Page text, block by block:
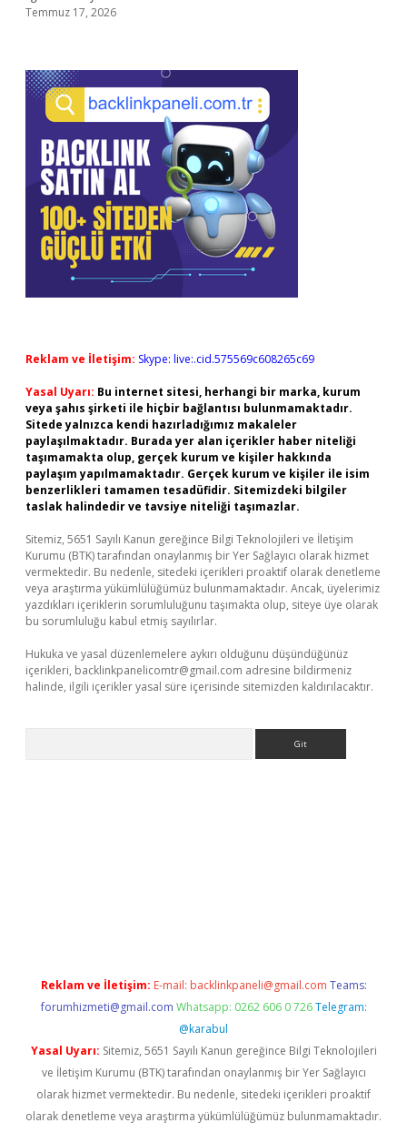
Temmuz 17, 2026
Reklam ve İletişim: Skype: live:.cid.575569c608265c69
Yasal Uyarı: Bu internet sitesi, herhangi bir marka, kurum
veya şahıs şirketi ile hiçbir bağlantısı bulunmamaktadır.
Sitede yalnızca kendi hazırladığımız makaleler
paylaşılmaktadır. Burada yer alan içerikler haber niteliği
taşımamakta olup, gerçek kurum ve kişiler hakkında
paylaşım yapılmamaktadır. Gerçek kurum ve kişiler ile isim
benzerlikleri tamamen tesadüfidir. Sitemizdeki bilgiler
taslak halindedir ve tavsiye niteliği taşımazlar.
Sitemiz, 5651 Sayılı Kanun gereğince Bilgi Teknolojileri ve İletişim
Kurumu (BTK) tarafından onaylanmış bir Yer Sağlayıcı olarak hizmet
vermektedir. Bu nedenle, sitedeki içerikleri proaktif olarak denetleme
veya araştırma yükümlülüğümüz bulunmamaktadır. Ancak, üyelerimiz
yazdıkları içeriklerin sorumluluğunu taşımakta olup, siteye üye olarak
bu sorumluluğu kabul etmiş sayılırlar.
Hukuka ve yasal düzenlemelere aykırı olduğunu düşündüğünüz
içerikleri, backlinkpanelicomtr@gmail.com adresine bildirmeniz
halinde, ilgili içerikler yasal süre içerisinde sitemizden kaldırılacaktır.
Reklam ve İletişim: E-mail: backlinkpaneli@gmail.com Teams:
forumhizmeti@gmail.com Whatsapp: 0262 606 0 726 Telegram:
@karabul
Yasal Uyarı: Sitemiz, 5651 Sayılı Kanun gereğince Bilgi Teknolojileri
ve İletişim Kurumu (BTK) tarafından onaylanmış bir Yer Sağlayıcı
olarak hizmet vermektedir. Bu nedenle, sitedeki içerikleri proaktif
olarak denetleme veya araştırma yükümlülüğümüz bulunmamaktadır.